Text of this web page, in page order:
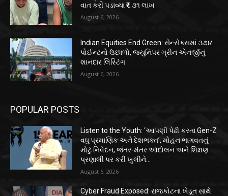
વાત કરી પડાવ્યા ₹૬.૩૧ લાખ
August 6, 2026
Indian Equities End Green: સેન્સેક્સમાં ૩૭૪
પોઈન્ટનો ઉછાળો, જ્યુનિપર ગ્રીન એનર્જીનું
શાનદાર લિસ્ટિંગ
August 6, 2026
POPULAR POSTS
Listen to the Youth: ‘આપણી પેઢી કરતા Gen-Z
વધુ પ્રમાણિક અને દેશભક્ત’, મોહન ભાગવતનું
મોટું નિવેદન, જંતર-મંતર આંદોલન અને શિક્ષણ
પ્રણાલી પર કરી ખુલીને...
August 6, 2026
Cyber Fraud Exposed: રાજકોટના ખેડૂત સાથે